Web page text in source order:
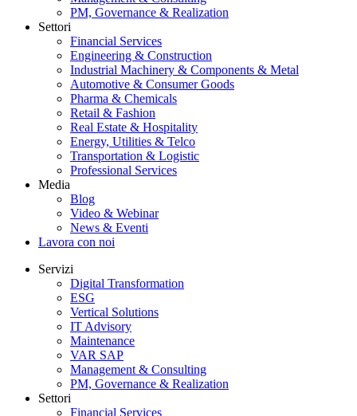
PM, Governance & Realization
Settori
Financial Services
Engineering & Construction
Industrial Machinery & Components & Metal
Automotive & Consumer Goods
Pharma & Chemicals
Retail & Fashion
Real Estate & Hospitality
Energy, Utilities & Telco
Transportation & Logistic
Professional Services
Media
Blog
Video & Webinar
News & Eventi
Lavora con noi
Servizi
Digital Transformation
ESG
Vertical Solutions
IT Advisory
Maintenance
VAR SAP
Management & Consulting
PM, Governance & Realization
Settori
Financial Services